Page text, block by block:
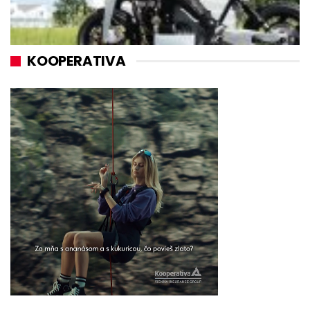
KOOPERATIVA